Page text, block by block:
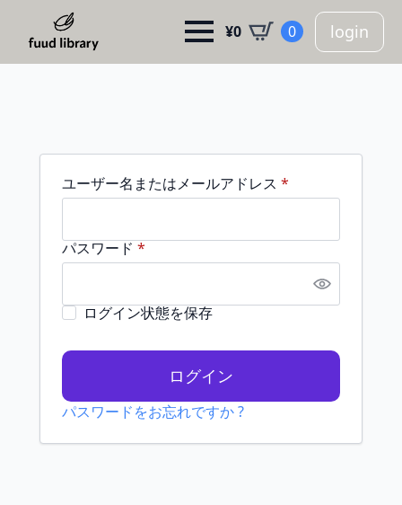
¥0 0 login
ユーザー名またはメールアドレス *
須
パスワード*必
須
ログイン状態を保存
ログイン
パスワードをお忘れですか ?